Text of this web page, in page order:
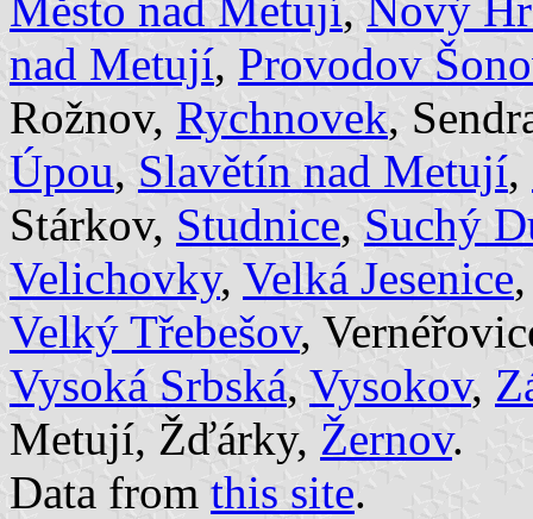
nad Metují, Provodov
Rožnov, Rychnovek,
Úpou, Slavětín nad Metují,
Stárkov, Studnice, Suchý
Velichovky, Velká Jesenice
Velký Třebešov,
Vysoká Srbská, Vysokov,
Metují, Žďárky, Žernov.
Data from this site.